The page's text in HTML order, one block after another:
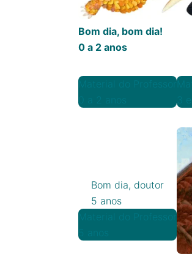
Bom dia, bom dia!
0 a 2 anos
Material do Professor
Bom dia, doutor
5 anos
Material do Professor